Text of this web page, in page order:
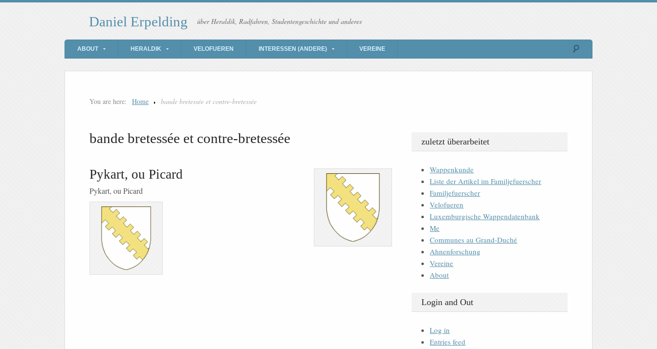
Daniel Erpelding über Heraldik, Radfahren, Studentengeschichte und anderes
ABOUT HERALDIK VELOFUEREN INTERESSEN (ANDERE) VEREINE
You are here: Home bande bretessée et contre-bretessée
bande bretessée et contre-bretessée
Pykart, ou Picard
Pykart, ou Picard
zuletzt überarbeitet
Wappenkunde
Liste der Artikel im Familjefuerscher
Familjefuerscher
Velofueren
Luxemburgische Wappendatenbank
Me
Communes au Grand-Duché
Ahnenforschung
Vereine
About
Login and Out
Log in
Entries feed